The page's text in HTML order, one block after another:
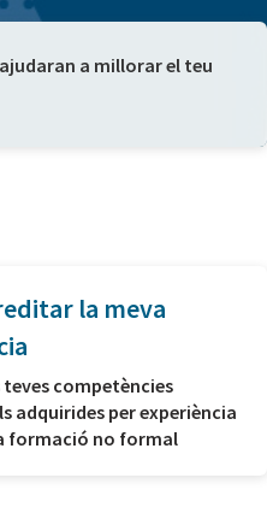
a millorar el teu
la meva
teves competències
adquirides per experiència
formació no formal